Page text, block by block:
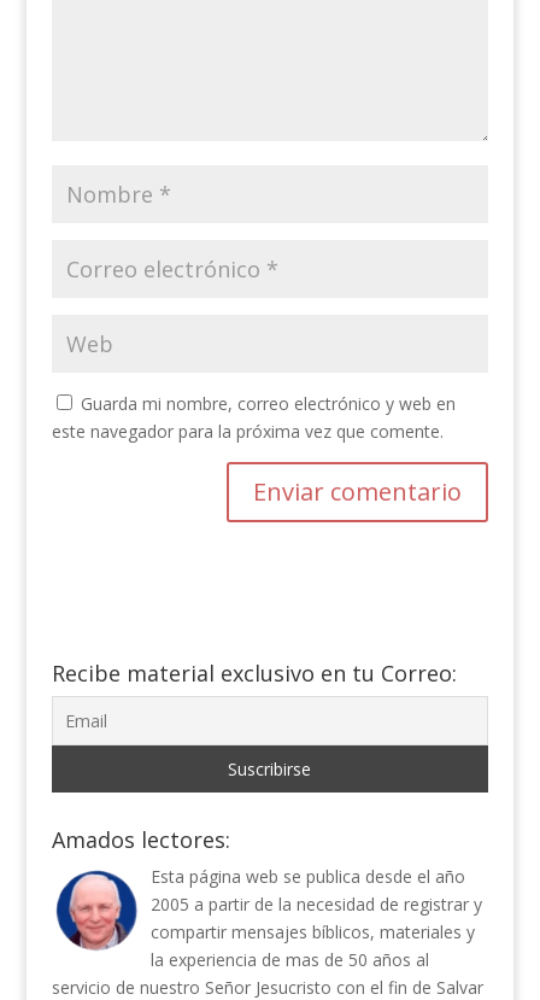
Guarda mi nombre, correo electrónico y web en
este navegador para la próxima vez que comente.
Recibe material exclusivo en tu Correo:
Amados lectores:
Esta página web se publica desde el año
2005 a partir de la necesidad de registrar y
compartir mensajes bíblicos, materiales y
la experiencia de mas de 50 años al
servicio de nuestro Señor Jesucristo con el fin de Salvar